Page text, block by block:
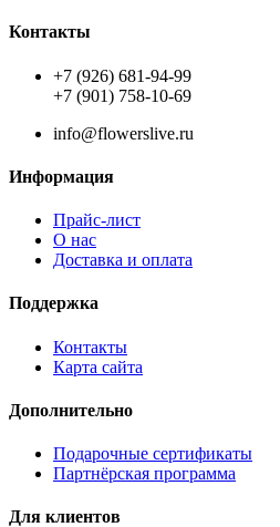
Контакты
+7 (926) 681-94-99
+7 (901) 758-10-69
info@flowerslive.ru
Информация
Прайс-лист
О нас
Доставка и оплата
Поддержка
Контакты
Карта сайта
Дополнительно
Подарочные сертификаты
Партнёрская программа
Для клиентов